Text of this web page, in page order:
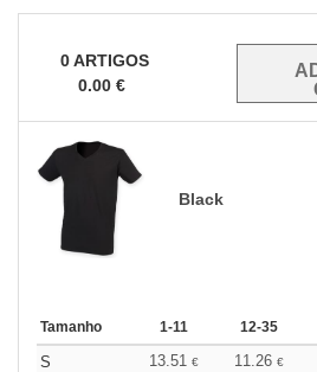
0ARTIGOS
0.00 €
Black
Tamanho 1-11 12-35
S 13.51 € 11.26 €